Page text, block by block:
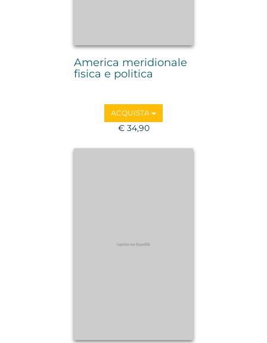
America meridionale
fisica e politica
ACQUISTA
€ 34,90